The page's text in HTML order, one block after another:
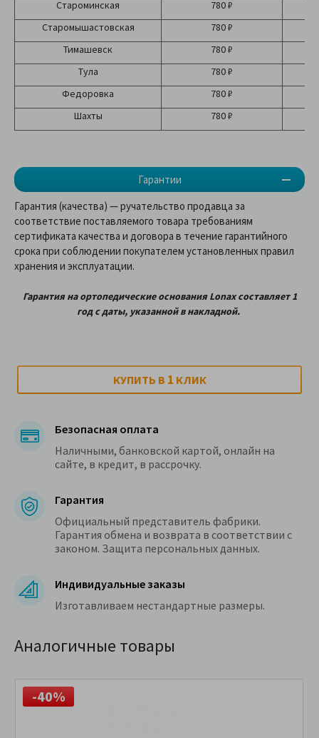
Гарантии
Староминская
780 ₽
Старомышастовская
780 ₽
Тимашевск
780 ₽
Тула
780 ₽
Федоровка
780 ₽
Шахты
780 ₽
Гарантия (качества) — ручательство продавца за
соответствие поставляемого товара требованиям
сертификата качества и договора в течение гарантийного
срока при соблюдении покупателем установленных правил
хранения и эксплуатации.
Гарантия на ортопедическиеоснования Lonaxсоставляет 1
год с даты, указанной в накладной.
КУПИТЬ В 1 КЛИК
Безопасная оплата
Наличными, банковской картой, онлайн на
сайте, в кредит, в рассрочку.
Гарантия
Официальный представитель фабрики.
Гарантия обмена и возврата в соответствии с
законом. Защита персональных данных.
Индивидуальные заказы
Изготавливаем нестандартные размеры.
Аналогичные товары
-40%